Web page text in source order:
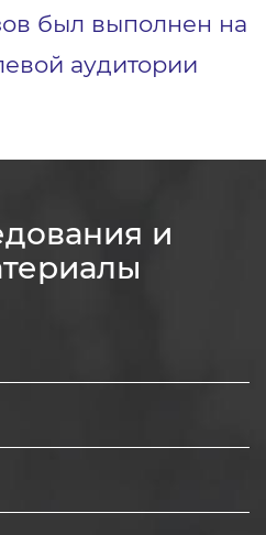
был выполнен на
аудитории
и